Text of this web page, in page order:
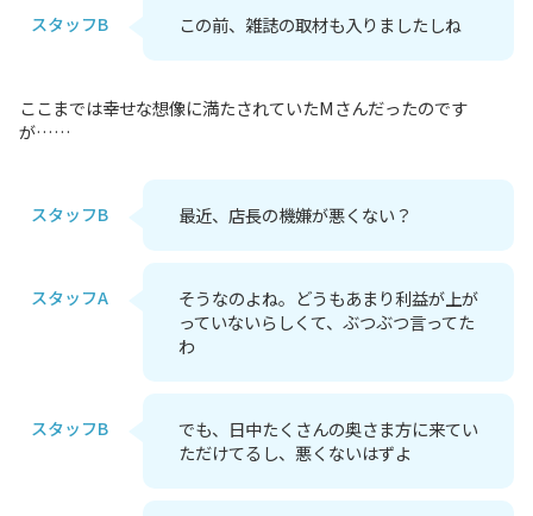
スタッフB この前、雑誌の取材も入りましたしね
ここまでは幸せな想像に満たされていたMさんだったのです
が……
スタッフB 最近、店長の機嫌が悪くない？
スタッフA
そうなのよね。どうもあまり利益が上が
っていないらしくて、ぶつぶつ言ってた
わ
スタッフB
でも、日中たくさんの奥さま方に来てい
ただけてるし、悪くないはずよ